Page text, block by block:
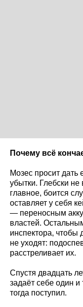
Почему всё
Мозес просит дать
убытки. Глебски
главное, боится
оставляет у себя
— переносным
властей.
инспектора, чтобы
не уходят:
расстреливает их.
Спустя двадцать
задаёт себе один
тогда поступил.